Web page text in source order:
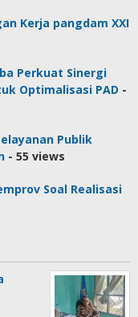
Kerja pangdam XXI
Perkuat Sinergi
Optimalisasi PAD -
Publik
- 55 views
Soal Realisasi